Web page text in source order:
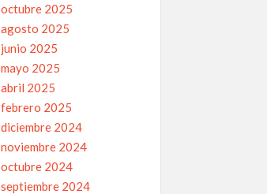
octubre 2025
agosto 2025
junio 2025
mayo 2025
abril 2025
febrero 2025
diciembre 2024
noviembre 2024
octubre 2024
septiembre 2024